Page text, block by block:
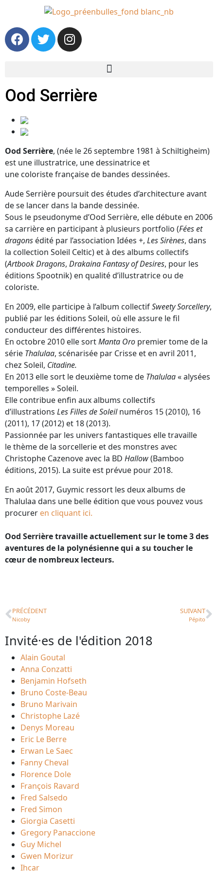
Ood Serrière
Ood Serrière, (née le 26 septembre 1981 à Schiltigheim)
est une illustratrice, une dessinatrice et
une coloriste française de bandes dessinées.
Aude Serrière poursuit des études d’architecture avant
de se lancer dans la bande dessinée.
Sous le pseudonyme d’Ood Serrière, elle débute en 2006
sa carrière en participant à plusieurs portfolio (Fées et
dragons édité par l’association Idées +, Les Sirènes, dans
la collection Soleil Celtic) et à des albums collectifs
(Artbook Dragons, Drakaina Fantasy of Desires, pour les
éditions Spootnik) en qualité d’illustratrice ou de
coloriste.
En 2009, elle participe à l’album collectifSweety Sorcellery,
publié par les éditions Soleil, où elle assure le fil
conducteur des différentes histoires.
En octobre 2010 elle sortManta Oro premier tome de la
série Thalulaa, scénarisée par Crisse et en avril 2011,
chez Soleil, Citadine.
En 2013 elle sort le deuxième tome de Thalulaa« alysées
temporelles » Soleil.
Elle contribue enfin aux albums collectifs
d’illustrations Les Filles de Soleilnuméros 15 (2010), 16
(2011), 17 (2012) et 18 (2013).
Passionnée par les univers fantastiques elle travaille
le thème de la sorcellerie et des monstres avec
Christophe Cazenove avec la BD Hallow(Bamboo
éditions, 2015). La suite est prévue pour 2018.
En août 2017, Guymic ressort les deux albums de
Thalulaa dans une belle édition que vous pouvez vous
procurer en cliquant ici.
Ood Serrière travaille actuellement sur le tome 3 des
aventures de la polynésienne qui a su toucher le
cœur de nombreux lecteurs.
PRÉCÉDENT
Nicoby
SUIVANT
Pépito
Invité·es de l'édition 2018
Alain Goutal
Anna Conzatti
Benjamin Hofseth
Bruno Coste-Beau
Bruno Marivain
Christophe Lazé
Denys Moreau
Eric Le Berre
Erwan Le Saec
Fanny Cheval
Florence Dole
François Ravard
Fred Salsedo
Fred Simon
Giorgia Casetti
Gregory Panaccione
Guy Michel
Gwen Morizur
Ihcar